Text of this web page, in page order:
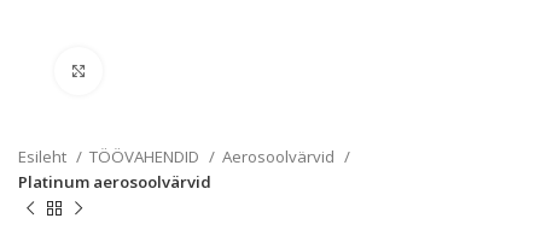
Esileht TÖÖVAHENDID
Aerosoolvärvid
Platinum aerosoolvärvid